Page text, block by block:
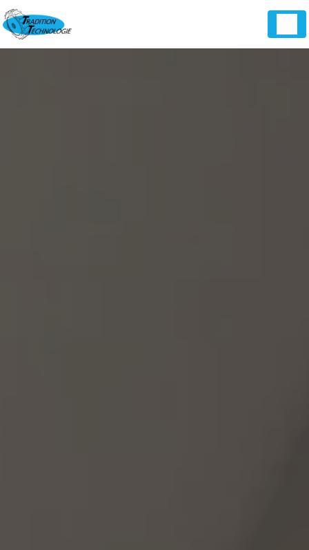
Panneau de gestion des cookies